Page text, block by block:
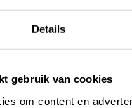
Details
gebruik van cookies
om content en